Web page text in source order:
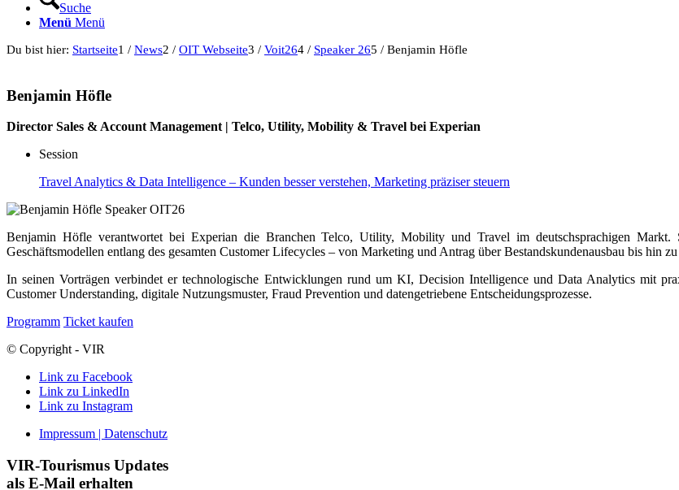
Suche
Menü Menü
Du bist hier: Startseite1 / News2 / OIT Webseite3 / Voit264 / Speaker 265 / Benjamin Höfle
Benjamin Höfle
Director Sales & Account Management | Telco, Utility, Mobility & Travel bei Experian
Session
Travel Analytics & Data Intelligence – Kunden besser verstehen, Marketing präziser steuern
Benjamin Höfle verantwortet bei Experian die Branchen Telco, Utility, Mobility und Travel im deutschsprachigen Markt.
Geschäftsmodellen entlang des gesamten Customer Lifecycles – von Marketing und Antrag über Bestandskundenausbau bis hin
In seinen Vorträgen verbindet er technologische Entwicklungen rund um KI, Decision Intelligence und Data Analytics mit
Customer Understanding, digitale Nutzungsmuster, Fraud Prevention und datengetriebene Entscheidungsprozesse.
Programm Ticket kaufen
© Copyright - VIR
Link zu Facebook
Link zu LinkedIn
Link zu Instagram
Impressum | Datenschutz
VIR-Tourismus Updates
als E-Mail erhalten